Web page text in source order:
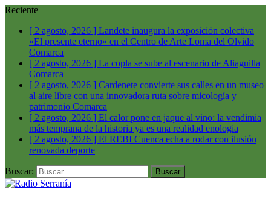
Reciente
[ 2 agosto, 2026 ] Landete inaugura la exposición colectiva
«El presente eterno» en el Centro de Arte Loma del Olvido
Comarca
[ 2 agosto, 2026 ] La copla se sube al escenario de Aliaguilla
Comarca
[ 2 agosto, 2026 ] Cardenete convierte sus calles en un museo
al aire libre con una innovadora ruta sobre micología y
patrimonio Comarca
[ 2 agosto, 2026 ] El calor pone en jaque al vino: la vendimia
más temprana de la historia ya es una realidad enologia
[ 2 agosto, 2026 ] El REBI Cuenca echa a rodar con ilusión
renovada deporte
Buscar: